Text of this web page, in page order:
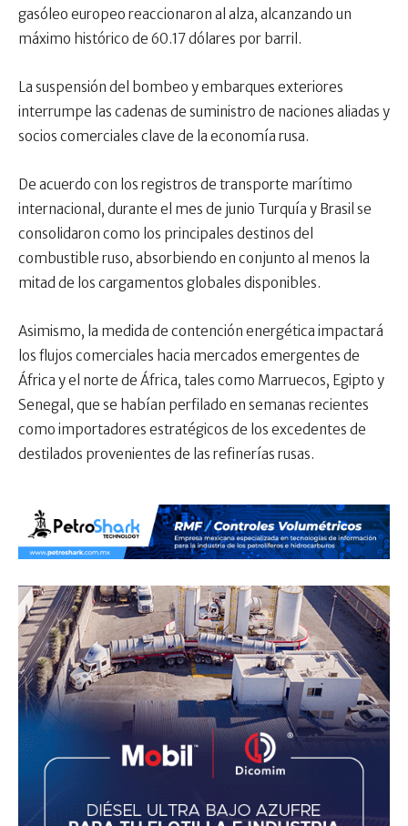
gasóleo europeo reaccionaron al alza, alcanzando un
máximo histórico de 60.17 dólares por barril.
La suspensión del bombeo y embarques exteriores
interrumpe las cadenas de suministro de naciones aliadas y
socios comerciales clave de la economía rusa.
De acuerdo con los registros de transporte marítimo
internacional, durante el mes de junio Turquía y Brasil se
consolidaron como los principales destinos del
combustible ruso, absorbiendo en conjunto al menos la
mitad de los cargamentos globales disponibles.
Asimismo, la medida de contención energética impactará
los flujos comerciales hacia mercados emergentes de
África y el norte de África, tales como Marruecos, Egipto y
Senegal, que se habían perfilado en semanas recientes
como importadores estratégicos de los excedentes de
destilados provenientes de las refinerías rusas.